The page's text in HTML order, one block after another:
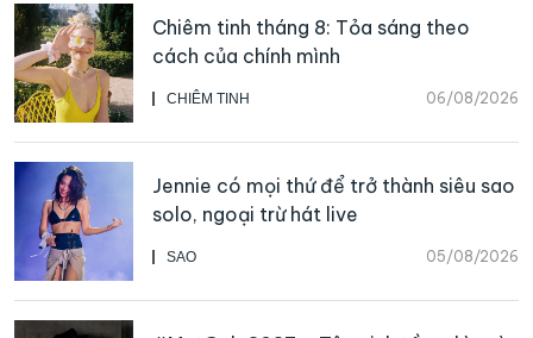
CHIÊM TINH 06/08/2026
Chiêm tinh tháng 8: Tỏa sáng theo
cách của chính mình
SAO 05/08/2026
Jennie có mọi thứ để trở thành siêu sao
solo, ngoại trừ hát live